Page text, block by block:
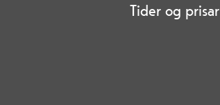
Tider og prisar